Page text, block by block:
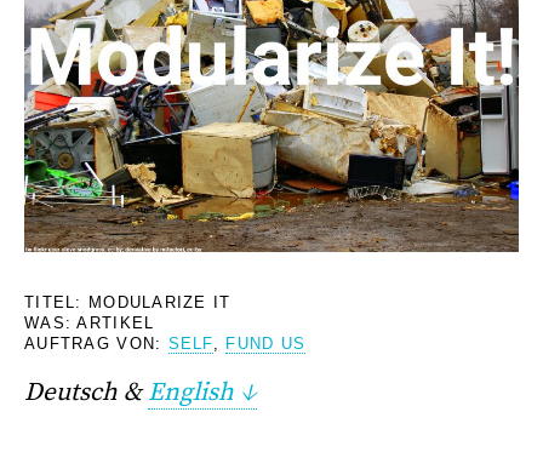
TITEL: MODULARIZE IT
WAS: ARTIKEL
AUFTRAG VON: SELF FUND US
Deutsch &English ↓